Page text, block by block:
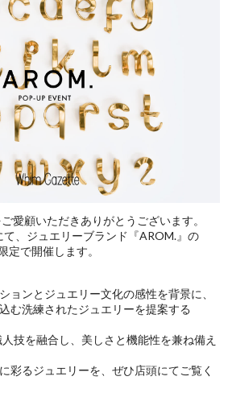
愛顧いただきありがとうございます。
て、ジュエリーブランド『AROM.』の
定で開催します。
ョンとジュエリー文化の感性を背景に、
む洗練されたジュエリーを提案する
技を融合し、美しさと機能性を兼ね備え
彩るジュエリーを、ぜひ店頭にてご覧く